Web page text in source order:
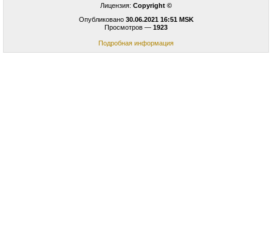
Лицензия: Copyright ©
Опубликовано 30.06.2021 16:51 MSK
Просмотров — 1923
Подробная информация